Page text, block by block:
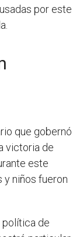
por este
que gobernó
victoria de
este
y niños fueron
política de